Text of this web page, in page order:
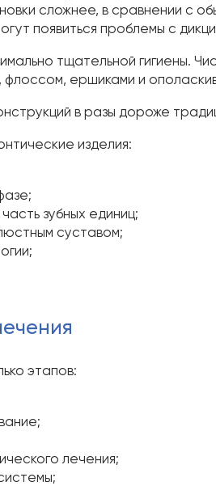
сложнее, в сравнении с
появиться проблемы с
тщательной гигиены.
флоссом, ершиками и
в разы дороже
изделия:
зубных единиц;
суставом;
этапов:
лечения;